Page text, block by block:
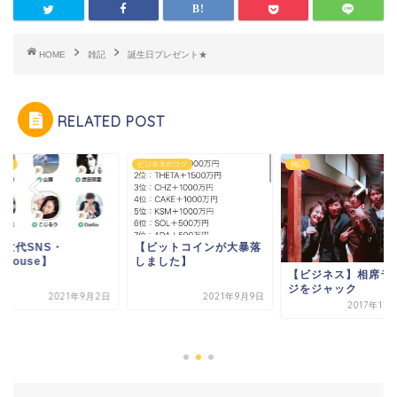
HOME 雑記 誕生日プレゼント★
RELATED POST
世代SNS・
】
2021年9月2日
ビジネスのコツ
【ビットコインが大暴落
しました】
2021年9月9日
雑記
【ビジネス】相席ラ
ジをジャック
2017年11